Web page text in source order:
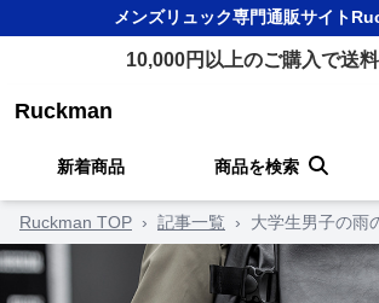
メンズリュック専門通販サイト
10,000円以上のご購入で送
Ruckman
新着商品 商品を検索
Ruckman TOP › 記事一覧 › 大学生男子の雨